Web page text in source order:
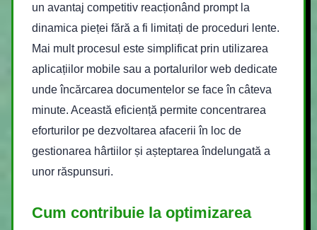
un avantaj competitiv reacționând prompt la
dinamica pieței fără a fi limitați de proceduri lente.
Mai mult procesul este simplificat prin utilizarea
aplicațiilor mobile sau a portalurilor web dedicate
unde încărcarea documentelor se face în câteva
minute. Această eficiență permite concentrarea
eforturilor pe dezvoltarea afacerii în loc de
gestionarea hârtiilor și așteptarea îndelungată a
unor răspunsuri.
Cum contribuie la optimizarea